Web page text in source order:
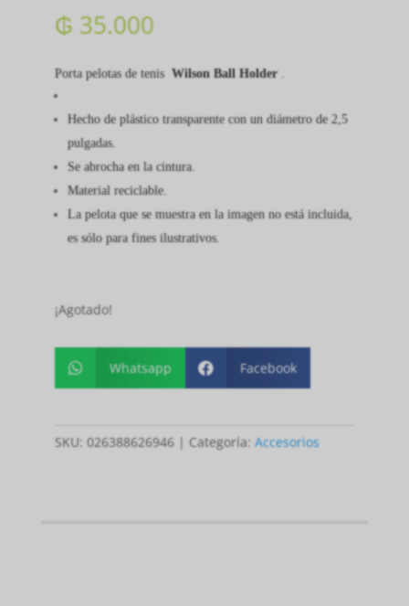
₲ 35.000
Porta pelotas de tenis Wilson Ball Holder
Hecho de plástico transparente con un diámetro de 2,5
pulgadas.
Se abrocha en la cintura.
Material reciclable.
La pelota que se muestra en la imagen no está incluida,
es sólo para fines ilustrativos.
¡Agotado!
 Whatsapp  Facebook
SKU: 026388626946 Categoría: Accesorios